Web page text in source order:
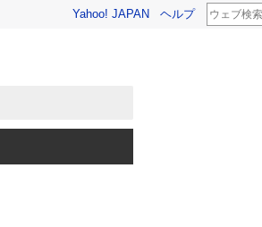
Yahoo! JAPAN ヘルプ